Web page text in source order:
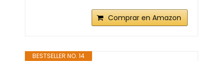
Comprar en Amazon
BESTSELLER NO. 14